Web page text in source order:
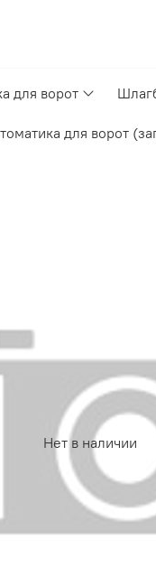
для ворот
для ворот
Нет в наличии